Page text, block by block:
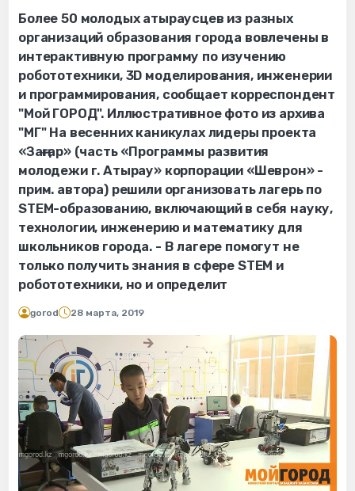
Более 50 молодых атыраусцев из разных
организаций образования города вовлечены в
интерактивную программу по изучению
робототехники, 3D моделирования, инженерии
и программирования, сообщает корреспондент
"Мой ГОРОД". Иллюстративное фото из архива
"МГ" На весенних каникулах лидеры проекта
«Заңғар» (часть «Программы развития
молодежи г. Атырау» корпорации «Шеврон» -
прим. автора) решили организовать лагерь по
STEM-образованию, включающий в себя науку,
технологии, инженерию и математику для
школьников города. - В лагере помогут не
только получить знания в сфере STEM и
робототехники, но и определит
gorod 28 марта, 2019